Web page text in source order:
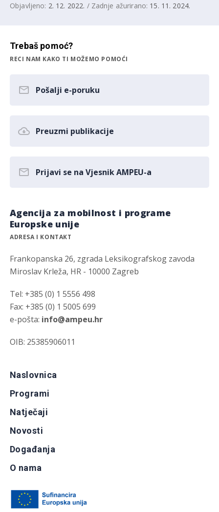
Objavljeno: 2. 12. 2022. / Zadnje ažurirano: 15. 11. 2024.
Trebaš pomoć?
RECI NAM KAKO TI MOŽEMO POMOĆI
Pošalji e-poruku
Preuzmi publikacije
Prijavi se na Vjesnik AMPEU-a
Agencija za mobilnost i programe
Europske unije
ADRESA I KONTAKT
Frankopanska 26, zgrada Leksikografskog zavoda
Miroslav Krleža, HR - 10000 Zagreb
Tel: +385 (0) 1 5556 498
Fax: +385 (0) 1 5005 699
e-pošta: info@ampeu.hr
OIB: 25385906011
Naslovnica
Programi
Natječaji
Novosti
Događanja
O nama